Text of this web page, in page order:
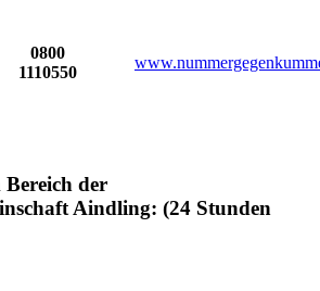
0800
1110550
der
Aindling: (24 Stunden